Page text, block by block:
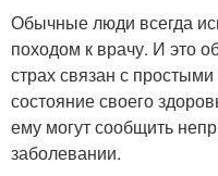
Обычные люди всегда
походом к врачу. И это
страх связан с
состояние своего
ему могут сообщить
заболевании.